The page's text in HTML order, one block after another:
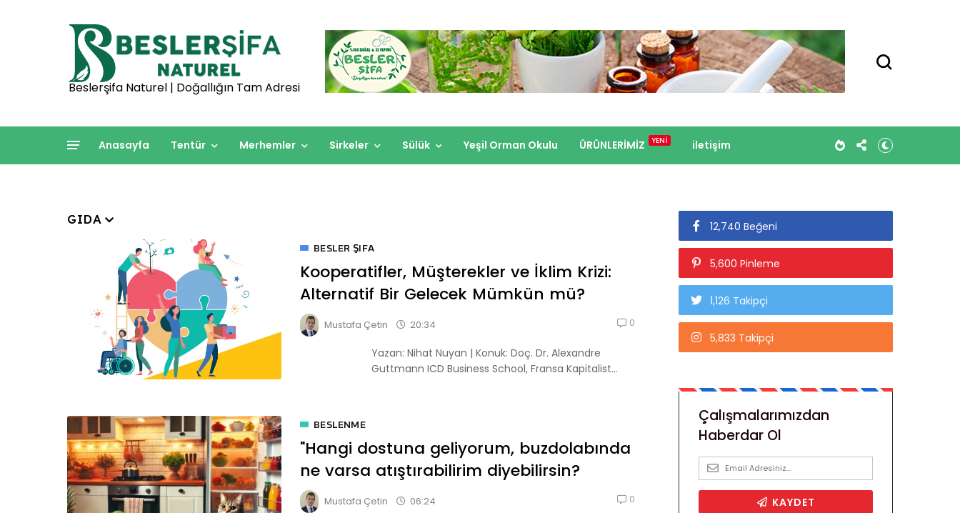
Beslerşifa Naturel | Doğallığın Tam Adresi
Anasayfa Tentür Merhemler Sirkeler Sülük Yeşil Orman Okulu ÜRÜNLERİMİZ iletişim
GIDA
BESLER ŞIFA
Kooperatifler, Müşterekler ve İklim Krizi:
Alternatif Bir Gelecek Mümkün mü?
Mustafa Çetin 20:34 0
Yazan: Nihat Nuyan | Konuk: Doç. Dr. Alexandre
Guttmann ICD Business School, Fransa Kapitalist...
BESLENME
"Hangi dostuna geliyorum, buzdolabında
ne varsa atıştırabilirim diyebilirsin?
Mustafa Çetin 06:24 0
12,740 Beğeni
5,600 Pinleme
1,126 Takipçi
5,833 Takipçi